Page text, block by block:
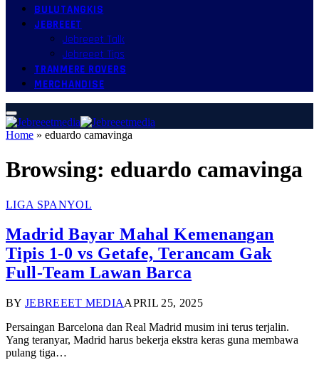
BULUTANGKIS
JEBREEET
Jebreeet Talk
Jebreeet Tips
TRANMERE ROVERS
MERCHANDISE
Home » eduardo camavinga
Browsing: eduardo camavinga
LIGA SPANYOL
Madrid Bayar Mahal Kemenangan
Tipis 1-0 vs Getafe, Terancam Gak
Full-Team Lawan Barca
BY JEBREEET MEDIAAPRIL 25, 2025
Persaingan Barcelona dan Real Madrid musim ini terus terjalin.
Yang teranyar, Madrid harus bekerja ekstra keras guna membawa
pulang tiga…